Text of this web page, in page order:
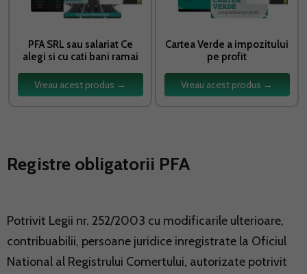
PFA SRL sau salariat Ce
alegi si cu cati bani ramai
Vreau acest produs →
Cartea Verde a impozitului
pe profit
Vreau acest produs →
Registre obligatorii PFA
Potrivit Legii nr. 252/2003 cu modificarile ulterioare,
contribuabilii, persoane juridice inregistrate la Oficiul
National al Registrului Comertului, autorizate potrivit